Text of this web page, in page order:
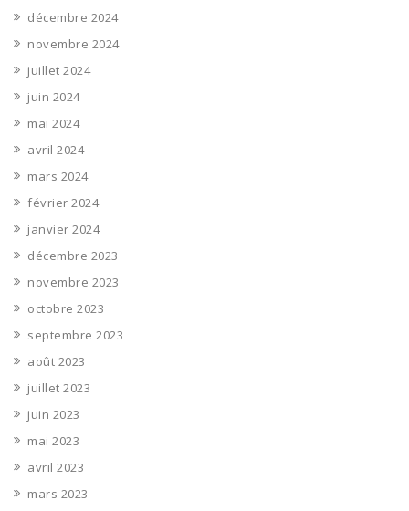
décembre 2024
novembre 2024
juillet 2024
juin 2024
mai 2024
avril 2024
mars 2024
février 2024
janvier 2024
décembre 2023
novembre 2023
octobre 2023
septembre 2023
août 2023
juillet 2023
juin 2023
mai 2023
avril 2023
mars 2023